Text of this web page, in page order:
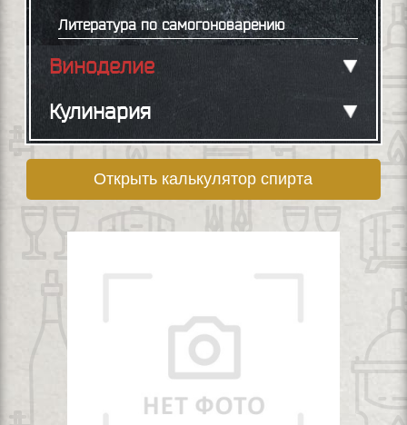
Литература по самогоноварению
Виноделие
Кулинария
Открыть калькулятор спирта